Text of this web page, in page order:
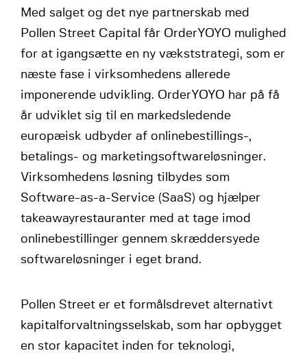
Med salget og det nye partnerskab med
Pollen Street Capital får OrderYOYO mulighed
for at igangsætte en ny vækststrategi, som er
næste fase i virksomhedens allerede
imponerende udvikling. OrderYOYO har på få
år udviklet sig til en markedsledende
europæisk udbyder af onlinebestillings-,
betalings- og marketingsoftwareløsninger.
Virksomhedens løsning tilbydes som
Software-as-a-Service (SaaS) og hjælper
takeawayrestauranter med at tage imod
onlinebestillinger gennem skræddersyede
softwareløsninger i eget brand.
Pollen Street er et formålsdrevet alternativt
kapitalforvaltningsselskab, som har opbygget
en stor kapacitet inden for teknologi,